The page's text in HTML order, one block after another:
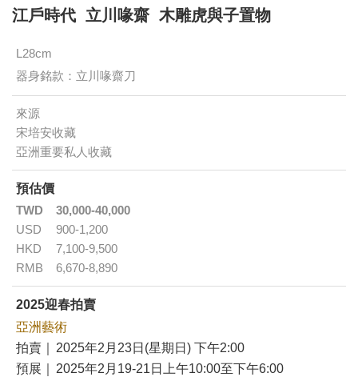
江戶時代 立川喙齋 木雕虎與子置物
L28cm
器身銘款：立川喙齋刀
來源
宋培安收藏
亞洲重要私人收藏
預估價
TWD
30,000-40,000
USD
900-1,200
HKD
7,100-9,500
RMB
6,670-8,890
2025迎春拍賣
亞洲藝術
拍賣｜
2025年2月23日(星期日) 下午2:00
預展｜
2025年2月19-21日上午10:00至下午6:00